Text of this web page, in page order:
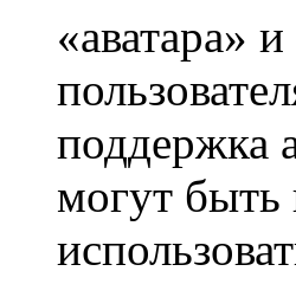
«аватара»
поддержка
могут быть